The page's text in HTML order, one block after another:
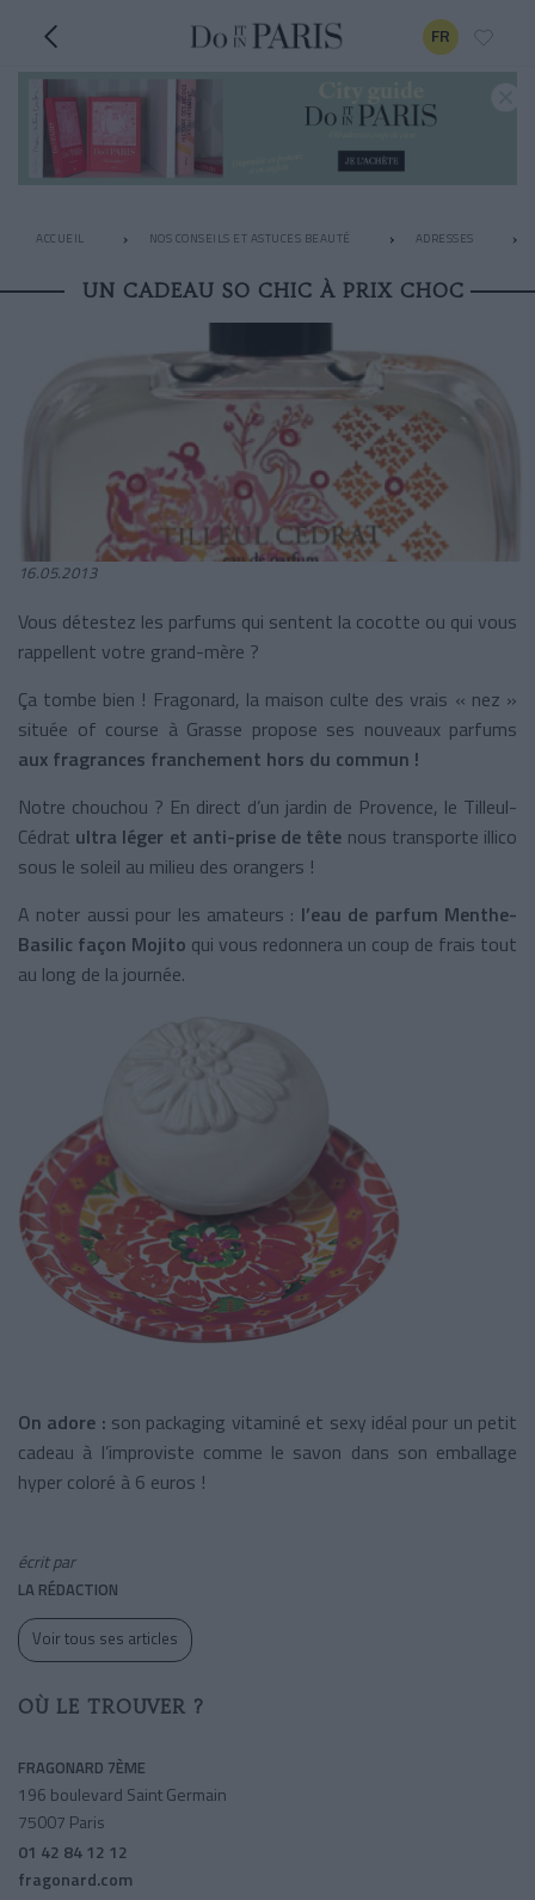
FR
ACCUEIL NOS CONSEILS ET ASTUCES BEAUTÉ ADRESSES
UN CADEAU SO CHIC À PRIX CHOC
16.05.2013
Vous détestez les parfums qui sentent la cocotte ou qui vous
rappellent votre grand-mère ?
Ça tombe bien ! Fragonard, la maison culte des vrais « nez »
située of course à Grasse propose ses nouveaux parfums
aux fragrances franchement hors du commun !
Notre chouchou ? En direct d’un jardin de Provence, le Tilleul-
Cédrat ultra léger et anti-prise de tête nous transporte illico
sous le soleil au milieu des orangers !
A noter aussi pour les amateurs : l’eau de parfum Menthe-
Basilic façon Mojito qui vous redonnera un coup de frais tout
au long de la journée.
On adore : son packaging vitaminé et sexy idéal pour un petit
cadeau à l’improviste comme le savon dans son emballage
hyper coloré à 6 euros !
écrit par
LA RÉDACTION
Voir tous ses articles
OÙ LE TROUVER ?
FRAGONARD 7ÈME
196 boulevard Saint Germain
75007 Paris
01 42 84 12 12
fragonard.com